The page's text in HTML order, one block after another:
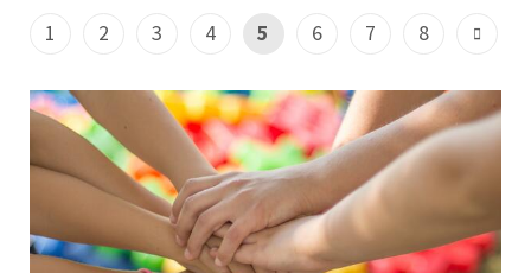
1 2 3 4 5 6 7 8